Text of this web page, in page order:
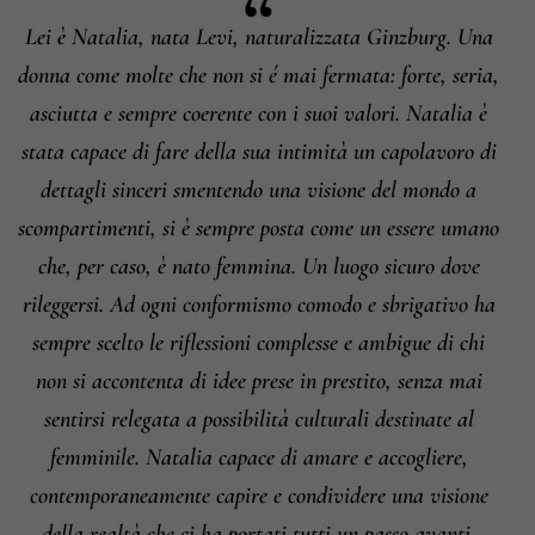
Lei è Natalia, nata Levi, naturalizzata Ginzburg. Una
donna come molte che non si é mai fermata: forte, seria,
asciutta e sempre coerente con i suoi valori. Natalia è
stata capace di fare della sua intimità un capolavoro di
dettagli sinceri smentendo una visione del mondo a
scompartimenti, si è sempre posta come un essere umano
che, per caso, è nato femmina. Un luogo sicuro dove
rileggersi. Ad ogni conformismo comodo e sbrigativo ha
sempre scelto le riflessioni complesse e ambigue di chi
non si accontenta di idee prese in prestito, senza mai
sentirsi relegata a possibilità culturali destinate al
femminile. Natalia capace di amare e accogliere,
contemporaneamente capire e condividere una visione